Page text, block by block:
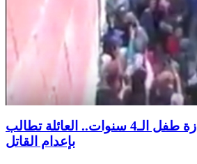
فيديو : خلال جنازة طفل الـ4 سنوات.. العائلة تطالب
بإعدام القاتل